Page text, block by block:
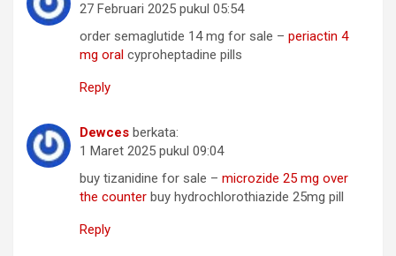
27 Februari 2025 pukul 05:54
order semaglutide 14 mg for sale – periactin 4
mg oral cyproheptadine pills
Reply
Dewces berkata:
1 Maret 2025 pukul 09:04
buy tizanidine for sale – microzide 25 mg over
the counter buy hydrochlorothiazide 25mg pill
Reply